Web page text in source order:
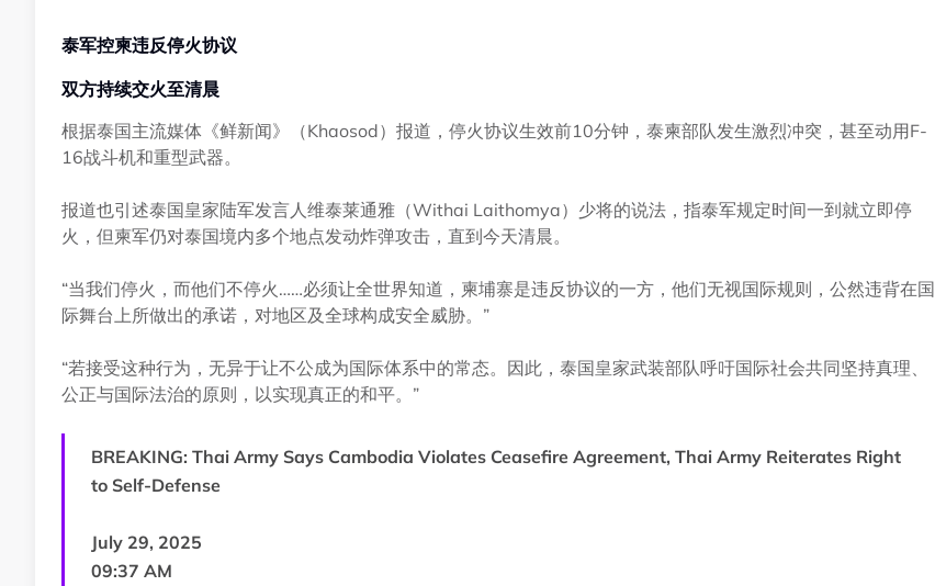
泰军控柬违反停火协议
双方持续交火至清晨
根据泰国主流媒体《鲜新闻》（Khaosod）报道，停火协议生效前10分钟，泰柬部队发生激烈冲突，甚至动用F-
16战斗机和重型武器。
报道也引述泰国皇家陆军发言人维泰莱通雅（Withai Laithomya）少将的说法，指泰军规定时间一到就立即停
火，但柬军仍对泰国境内多个地点发动炸弹攻击，直到今天清晨。
“当我们停火，而他们不停火……必须让全世界知道，柬埔寨是违反协议的一方，他们无视国际规则，公然违背在国
际舞台上所做出的承诺，对地区及全球构成安全威胁。”
“若接受这种行为，无异于让不公成为国际体系中的常态。因此，泰国皇家武装部队呼吁国际社会共同坚持真理、
公正与国际法治的原则，以实现真正的和平。”
BREAKING: Thai Army Says Cambodia Violates Ceasefire Agreement, Thai Army Reiterates Right
to Self-Defense
July 29, 2025
09:37 AM